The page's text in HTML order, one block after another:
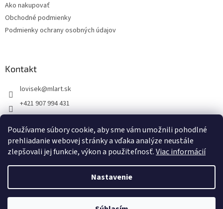
Používame súbory cookie, aby sme vám umožnili pohodlné
prehliadanie webovej stránky a vďaka analýze neustále
zlepšovali jej funkcie, výkon a použiteľnosť.Viac informácií
Nastavenie
Ako nakupovať
Obchodné podmienky
Podmienky ochrany osobných údajov
Kontakt
lovisek@mlart.sk
+421 907 994 431
lovisekmarek
Vytvoril Shoptet